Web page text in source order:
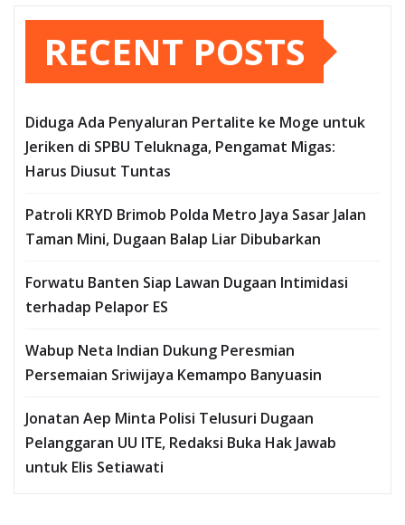
RECENT POSTS
Diduga Ada Penyaluran Pertalite ke Moge untuk
Jeriken di SPBU Teluknaga, Pengamat Migas:
Harus Diusut Tuntas
Patroli KRYD Brimob Polda Metro Jaya Sasar Jalan
Taman Mini, Dugaan Balap Liar Dibubarkan
Forwatu Banten Siap Lawan Dugaan Intimidasi
terhadap Pelapor ES
Wabup Neta Indian Dukung Peresmian
Persemaian Sriwijaya Kemampo Banyuasin
Jonatan Aep Minta Polisi Telusuri Dugaan
Pelanggaran UU ITE, Redaksi Buka Hak Jawab
untuk Elis Setiawati